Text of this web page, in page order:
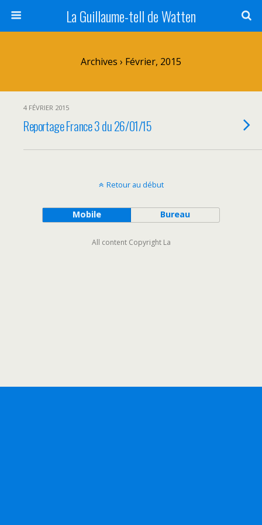
La Guillaume-tell de Watten
Archives › Février, 2015
4 FÉVRIER 2015
Reportage France 3 du 26/01/15
Retour au début
Mobile Bureau
All content Copyright La